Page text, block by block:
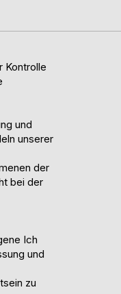
Kontrolle
und
unserer
der
bei der
Ich
und
zu